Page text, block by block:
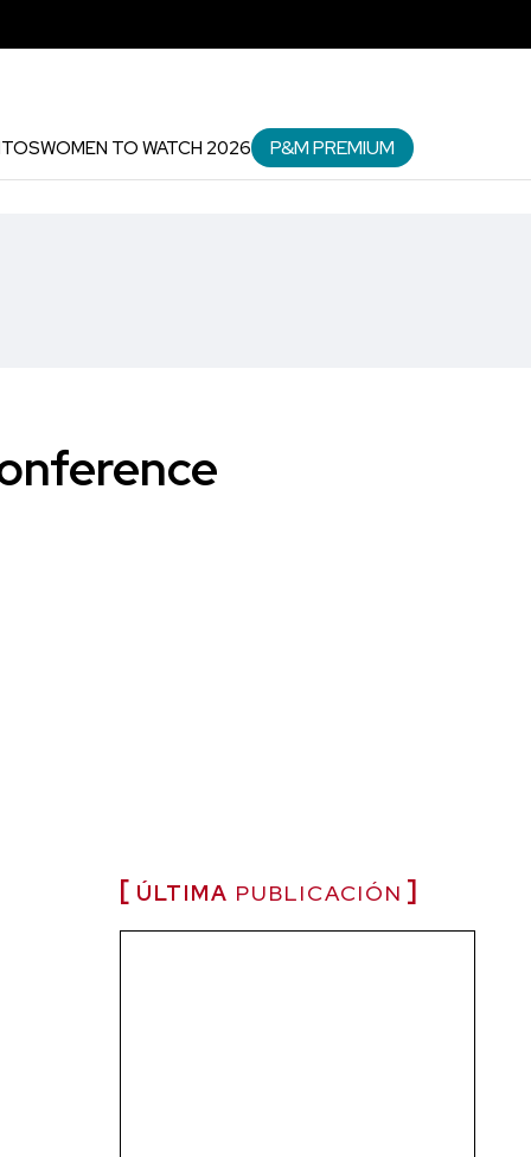
WOMEN TO WATCH 2026 P&M PREMIUM
ÚLTIMA PUBLICACIÓN